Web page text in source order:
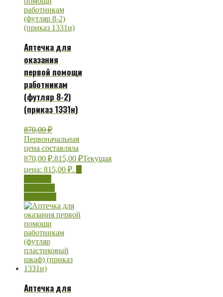
Аптечка для
оказания
первой помощи
работникам
(футляр 8-2)
(приказ 1331н)
870,00₽
Первоначальная
цена составляла
870,00 ₽.815,00 ₽Текущая
цена: 815,00 ₽.
Аптечка для